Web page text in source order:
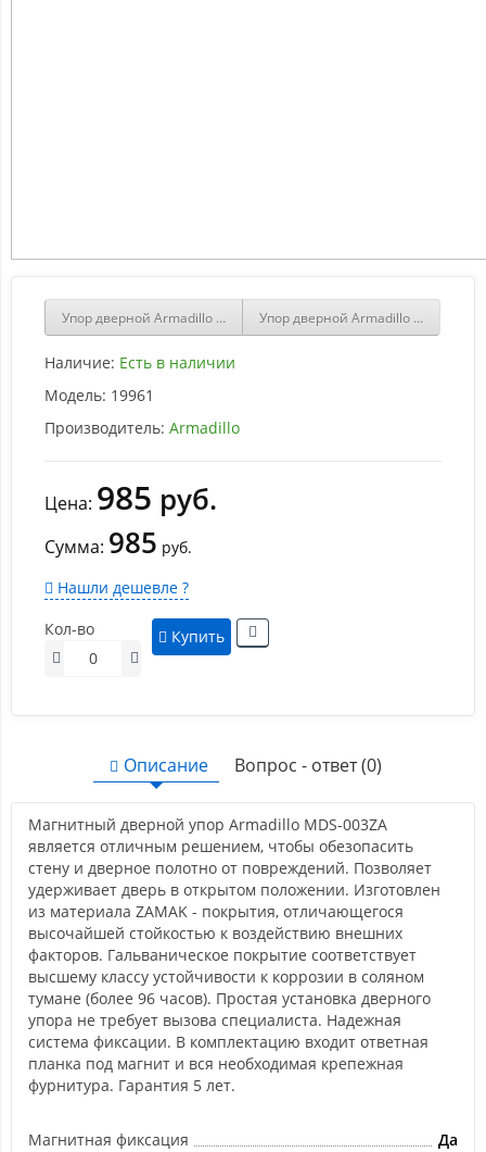
Упор дверной Armadillo DH062ZA GP Золото
Упор дверной Armadillo
Наличие: Есть в наличии
Модель: 19961
Производитель: Armadillo
Цена: 985 руб.
Сумма: 985 руб.
Нашли дешевле ?
Кол-во
Купить
Описание Вопрос - ответ (0)
Магнитный дверной упор Armadillo MDS-003ZA
является отличным решением, чтобы обезопасить
стену и дверное полотно от повреждений. Позволяет
удерживает дверь в открытом положении. Изготовлен
из материала ZAMAK - покрытия, отличающегося
высочайшей стойкостью к воздействию внешних
факторов. Гальваническое покрытие соответствует
высшему классу устойчивости к коррозии в соляном
тумане (более 96 часов). Простая установка дверного
упора не требует вызова специалиста. Надежная
система фиксации. В комплектацию входит ответная
планка под магнит и вся необходимая крепежная
фурнитура. Гарантия 5 лет.
Магнитная фиксация Да